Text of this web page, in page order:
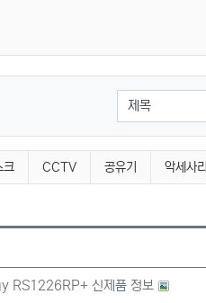
검색대상
크 CCTV 공유기 악세사리
RS1226RP+ 신제품 정보